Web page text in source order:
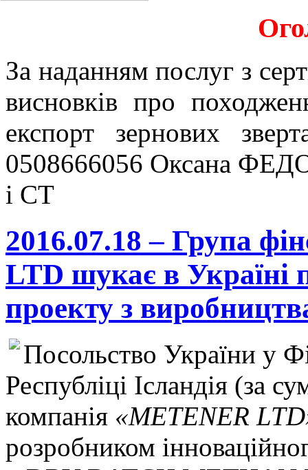
За наданням послуг з
висновків про
експорт зернових
0508666056 Оксана
і СТ
2016.07.18 – Група
LTD шукає в Україні
проекту з
Посольство України у
Республіці Iсландія (за
компанія «METENER
розробником